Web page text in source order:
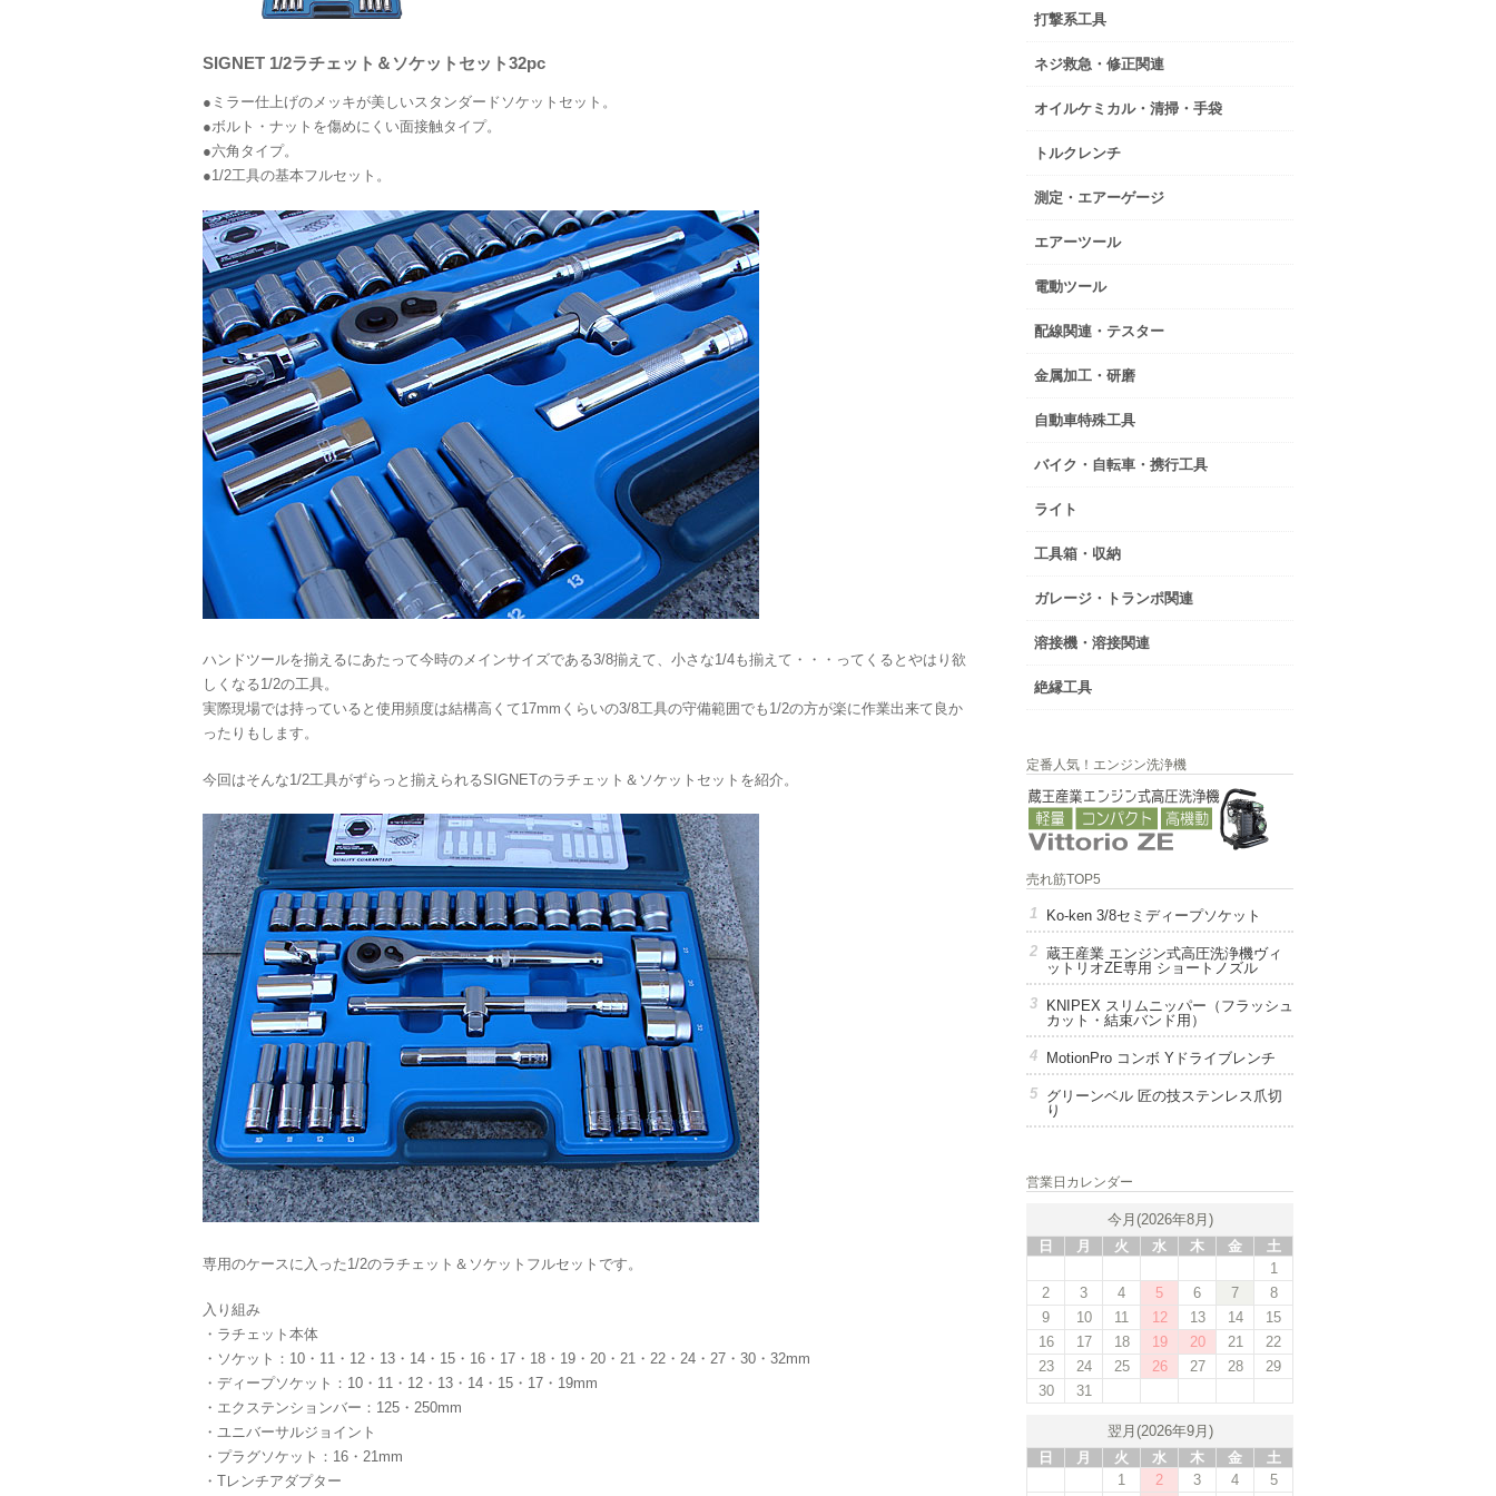
SIGNET 1/2ラチェット＆ソケットセット32pc
●ミラー仕上げのメッキが美しいスタンダードソケットセット。
●ボルト・ナットを傷めにくい面接触タイプ。
●六角タイプ。
●1/2工具の基本フルセット。
ハンドツールを揃えるにあたって今時のメインサイズである3/8揃えて、小さな1/4も揃えて・・・ってくるとやはり欲
しくなる1/2の工具。
実際現場では持っていると使用頻度は結構高くて17mmくらいの3/8工具の守備範囲でも1/2の方が楽に作業出来て良か
ったりもします。
今回はそんな1/2工具がずらっと揃えられるSIGNETのラチェット＆ソケットセットを紹介。
専用のケースに入った1/2のラチェット＆ソケットフルセットです。
入り組み
・ラチェット本体
・ソケット：10・11・12・13・14・15・16・17・18・19・20・21・22・24・27・30・32mm
・ディープソケット：10・11・12・13・14・15・17・19mm
・エクステンションバー：125・250mm
・ユニバーサルジョイント
・プラグソケット：16・21mm
・Tレンチアダプター
打撃系工具
ネジ救急・修正関連
オイルケミカル・清掃・手袋
トルクレンチ
測定・エアーゲージ
エアーツール
電動ツール
配線関連・テスター
金属加工・研磨
自動車特殊工具
バイク・自転車・携行工具
ライト
工具箱・収納
ガレージ・トランポ関連
溶接機・溶接関連
絶縁工具
定番人気！エンジン洗浄機
売れ筋TOP5
Ko-ken 3/8セミディープソケット
蔵王産業 エンジン式高圧洗浄機ヴィ
ットリオZE専用 ショートノズル
KNIPEX スリムニッパー（フラッシュ
カット・結束バンド用）
MotionPro コンボ Yドライブレンチ
グリーンベル 匠の技ステンレス爪切
り
営業日カレンダー
今月(2026年8月)
日
月 火 水 木 金
土
1
2
3 4 5 6 7
8
9
10 11 12 13 14
15
16
17 18 19 20 21
22
23
24 25 26 27 28
29
30
31
翌月(2026年9月)
日
月 火 水 木 金
土
1
2 3 4 5